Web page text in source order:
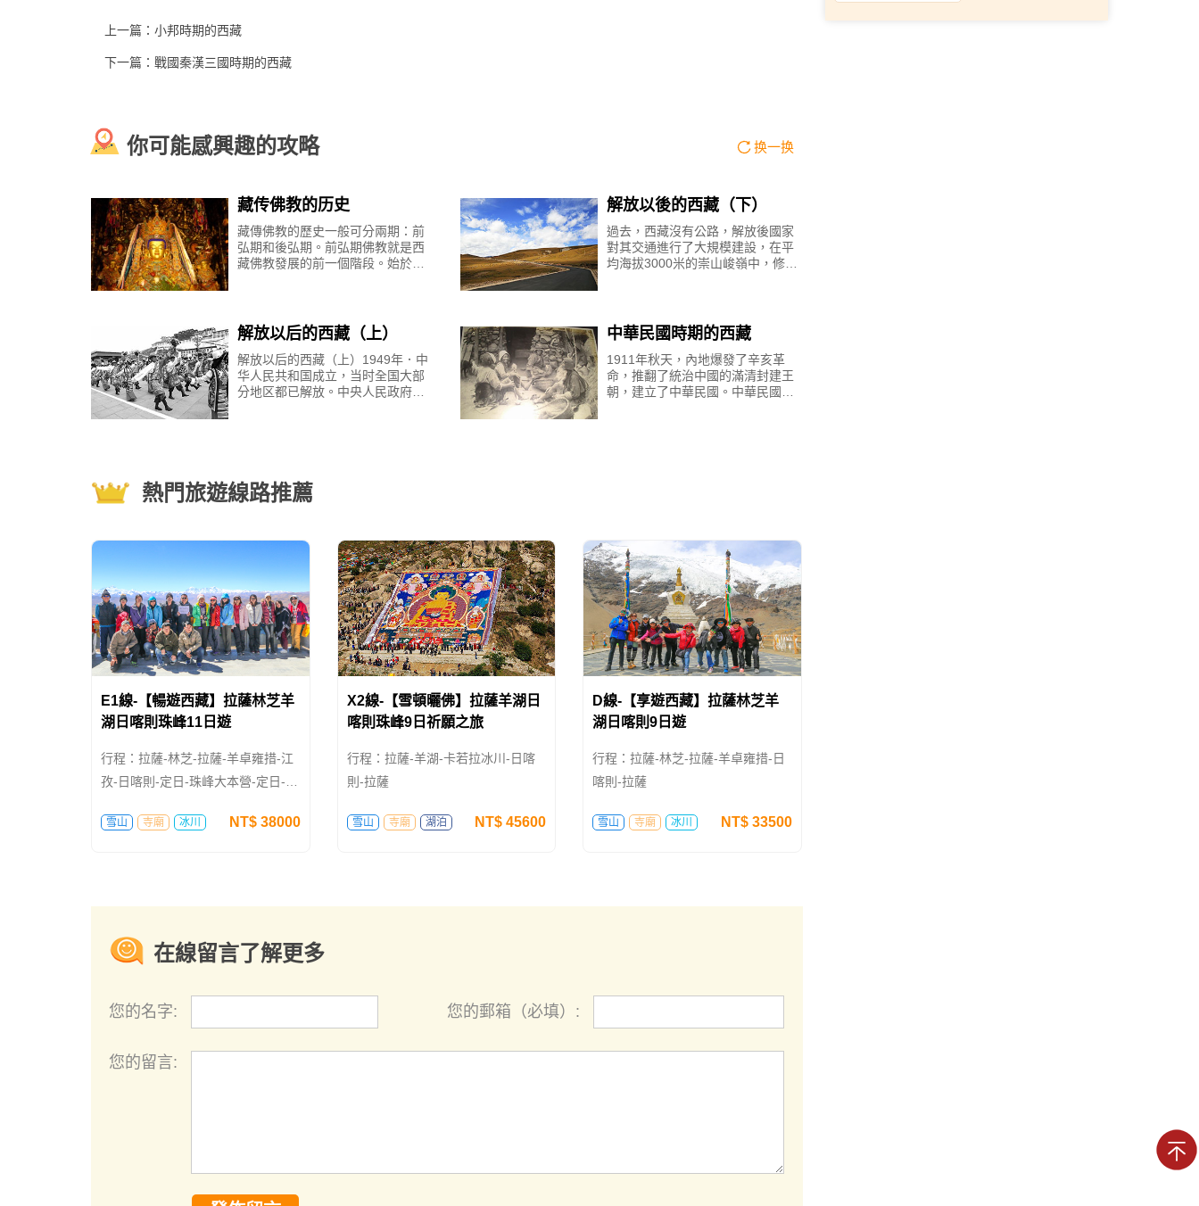
上一篇： 小邦時期的西藏
下一篇： 戰國秦漢三國時期的西藏
你可能感興趣的攻略 换一换
藏传佛教的历史
藏傳佛教的歷史一般可分兩期：前
弘期和後弘期。前弘期佛教就是西
藏佛教發展的前一個階段。始於松
解放以後的西藏（下）
過去，西藏沒有公路，解放後國家
對其交通進行了大規模建設，在平
均海拔3000米的崇山峻嶺中，修建
解放以后的西藏（上）
解放以后的西藏（上）1949年．中
华人民共和国成立，当时全国大部
分地区都已解放。中央人民政府根
中華民國時期的西藏
1911年秋天，內地爆發了辛亥革
命，推翻了統治中國的滿清封建王
朝，建立了中華民國。中華民國成
熱門旅遊線路推薦
E1線-【暢遊西藏】拉薩林芝羊
湖日喀則珠峰11日遊
行程：拉薩-林芝-拉薩-羊卓雍措-江
孜-日喀則-定日-珠峰大本營-定日-日
雪山 寺廟 冰川 NT$38000
X2線-【雪頓曬佛】拉薩羊湖日
喀則珠峰9日祈願之旅
行程：拉薩-羊湖-卡若拉冰川-日喀
則-拉薩
雪山 寺廟 湖泊 NT$ 45600
D線-【享遊西藏】拉薩林芝羊
湖日喀則9日遊
行程：拉薩-林芝-拉薩-羊卓雍措-日
喀則-拉薩
雪山 寺廟 冰川 NT$ 33500
在線留言了解更多
您的名字: 您的郵箱（必填）:
您的留言: